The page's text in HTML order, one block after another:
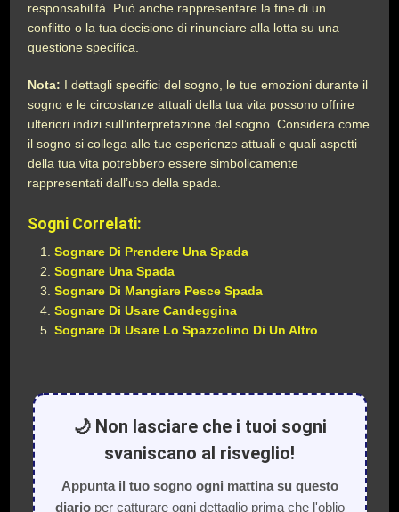
responsabilità. Può anche rappresentare la fine di un
conflitto o la tua decisione di rinunciare alla lotta su una
questione specifica.
Nota: I dettagli specifici del sogno, le tue emozioni durante il
sogno e le circostanze attuali della tua vita possono offrire
ulteriori indizi sull’interpretazione del sogno. Considera come
il sogno si collega alle tue esperienze attuali e quali aspetti
della tua vita potrebbero essere simbolicamente
rappresentati dall’uso della spada.
Sogni Correlati:
Sognare Di Prendere Una Spada
Sognare Una Spada
Sognare Di Mangiare Pesce Spada
Sognare Di Usare Candeggina
Sognare Di Usare Lo Spazzolino Di Un Altro
🌙 Non lasciare che i tuoi sogni
svaniscano al risveglio!
Appunta il tuo sogno ogni mattina su questo
diarioper catturare ogni dettaglio prima che l'oblio